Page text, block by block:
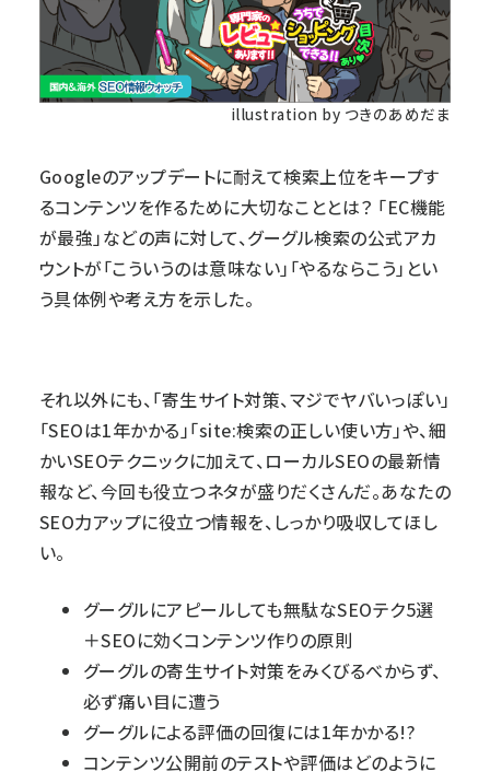
illustration by つきのあめだま
Googleのアップデートに耐えて検索上位をキープす
るコンテンツを作るために大切なこととは？ 「EC機能
が最強」などの声に対して、グーグル検索の公式アカ
ウントが「こういうのは意味ない」「やるならこう」とい
う具体例や考え方を示した。
それ以外にも、「寄生サイト対策、マジでヤバいっぽい」
「SEOは1年かかる」「site:検索の正しい使い方」や、細
かいSEOテクニックに加えて、ローカルSEOの最新情
報など、今回も役立つネタが盛りだくさんだ。あなたの
SEO力アップに役立つ情報を、しっかり吸収してほし
い。
グーグルにアピールしても無駄なSEOテク5選
＋SEOに効くコンテンツ作りの原則
グーグルの寄生サイト対策をみくびるべからず、
必ず痛い目に遭う
グーグルによる評価の回復には1年かかる!?
コンテンツ公開前のテストや評価はどのように